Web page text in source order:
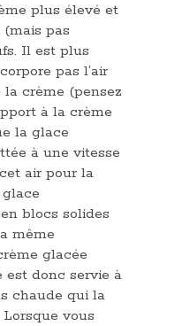
plus élevé et
pas
Il est plus
pas l’air
crème (pensez
à la crème
la glace
à une vitesse
air pour la
blocs solides
même
glacée
est donc servie à
chaude qui la
vous